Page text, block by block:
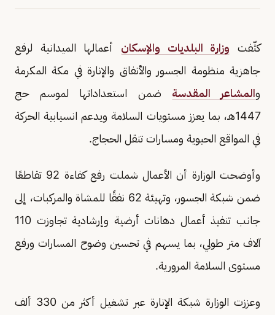
كثّفت وزارة البلديات والإسكان أعمالها الميدانية لرفع
جاهزية منظومة الجسور والأنفاق والإنارة في مكة المكرمة
والمشاعر المقدسة ضمن استعداداتها لموسم حج
1447هـ، بما يعزز مستويات السلامة ويدعم انسيابية الحركة
في المواقع الحيوية ومسارات تنقل الحجاج.
وأوضحت الوزارة أن الأعمال شملت رفع كفاءة 92 تقاطعًا
ضمن شبكة الجسور، وتهيئة 62 نفقًا للمشاة والمركبات، إلى
جانب تنفيذ أعمال دهانات أرضية وإرشادية تجاوزت 110
آلاف متر طولي، بما يسهم في تحسين وضوح المسارات ورفع
مستوى السلامة المرورية.
وعززت الوزارة شبكة الإنارة عبر تشغيل أكثر من 330 ألف